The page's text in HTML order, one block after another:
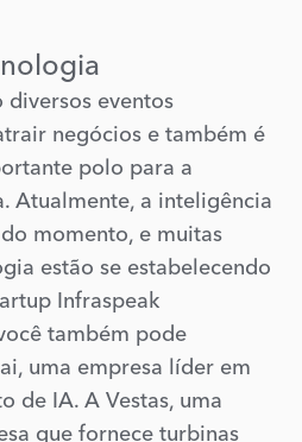
eventos
negócios e também é
polo para a
Atualmente, a inteligência
momento, e muitas
estão se estabelecendo
Infraspeak
também pode
uma empresa líder em
de IA. A Vestas, uma
que fornece turbinas